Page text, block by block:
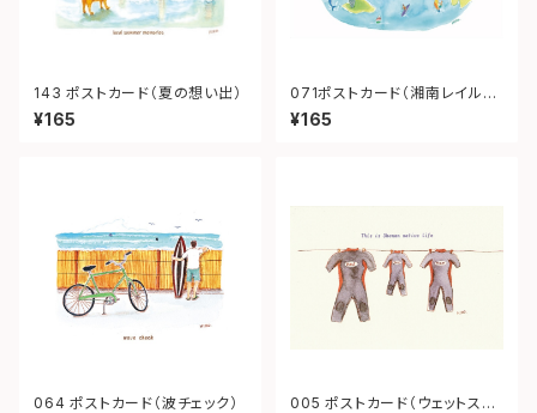
143 ポストカード（夏の想い出）
¥165
071ポストカード（湘南レイルウ
ェイ）
¥165
064 ポストカード（波チェック）
005 ポストカード（ウェットスー